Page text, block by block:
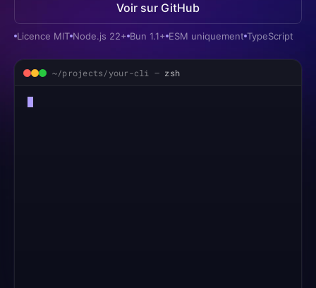
Voir sur GitHub
Licence MIT Node.js 22+ Bun 1.1+ ESM uniquement TypeScript
~/projects/your-cli — zsh